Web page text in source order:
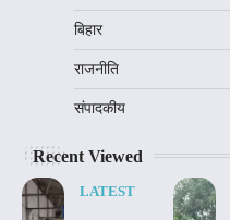
बिहार
राजनीति
संपादकीय
Recent Viewed
LATEST